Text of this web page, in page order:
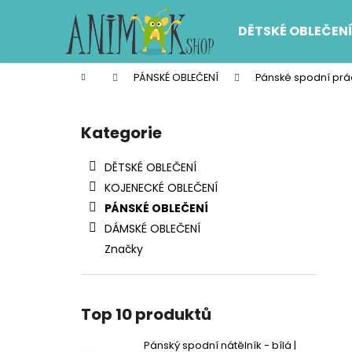
DĚTSKÉ OBLEČENÍ
Domů PÁNSKÉ OBLEČENÍ Pánské spodní
Přeskočit
kategorie
Kategorie
DĚTSKÉ OBLEČENÍ
KOJENECKÉ OBLEČENÍ
PÁNSKÉ OBLEČENÍ
DÁMSKÉ OBLEČENÍ
Značky
Top 10 produktů
Pánský spodní nátělník - bílá |
í
Zpět
do
Zpět
do